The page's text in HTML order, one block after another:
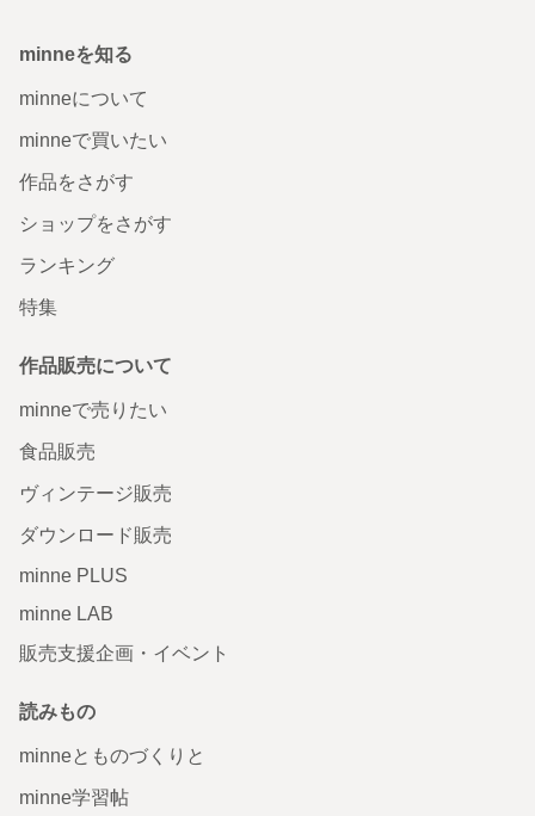
minneを知る
minneについて
minneで買いたい
作品をさがす
ショップをさがす
ランキング
特集
作品販売について
minneで売りたい
食品販売
ヴィンテージ販売
ダウンロード販売
minne PLUS
minne LAB
販売支援企画・イベント
読みもの
minneとものづくりと
minne学習帖